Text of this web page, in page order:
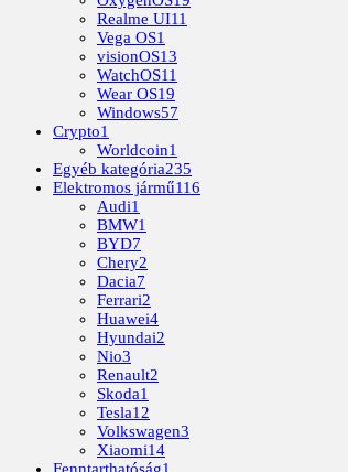
Realme UI11
Vega OS1
visionOS13
WatchOS11
Wear OS19
Windows57
Crypto1
Worldcoin1
Egyéb kategória235
Elektromos jármű116
Audi1
BMW1
BYD7
Chery2
Dacia7
Ferrari2
Huawei4
Hyundai2
Nio3
Renault2
Skoda1
Tesla12
Volkswagen3
Xiaomi14